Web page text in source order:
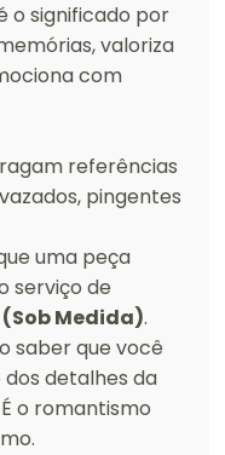
o significado por
valoriza
com
referências
pingentes
uma peça
serviço de
Medida).
saber que você
detalhes da
o romantismo